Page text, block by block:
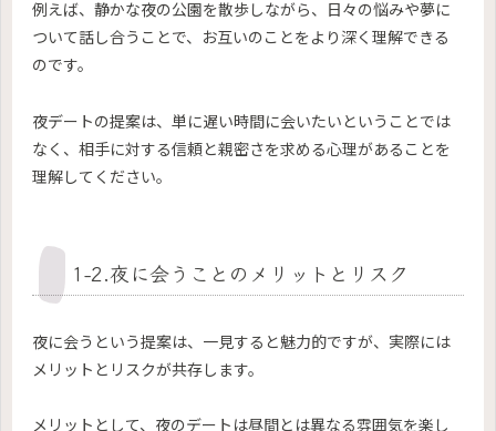
例えば、静かな夜の公園を散歩しながら、日々の悩みや夢に
ついて話し合うことで、お互いのことをより深く理解できる
のです。
夜デートの提案は、単に遅い時間に会いたいということでは
なく、相手に対する信頼と親密さを求める心理があることを
理解してください。
1-2.夜に会うことのメリットとリスク
夜に会うという提案は、一見すると魅力的ですが、実際には
メリットとリスクが共存します。
メリットとして、夜のデートは昼間とは異なる雰囲気を楽し